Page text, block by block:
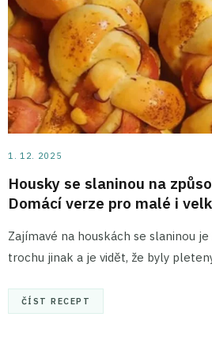
1. 12. 2025
Housky se slaninou na
Domácí verze pro malé i
Zajímavé na houskách se slaninou je
trochu jinak a je vidět, že byly
ČÍST RECEPT